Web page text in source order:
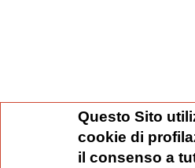
Questo Sito
cookie di
il consenso a